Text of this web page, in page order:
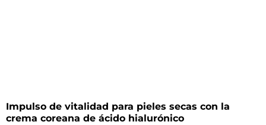
Impulso de vitalidad para pieles secas con la
crema coreana de ácido hialurónico